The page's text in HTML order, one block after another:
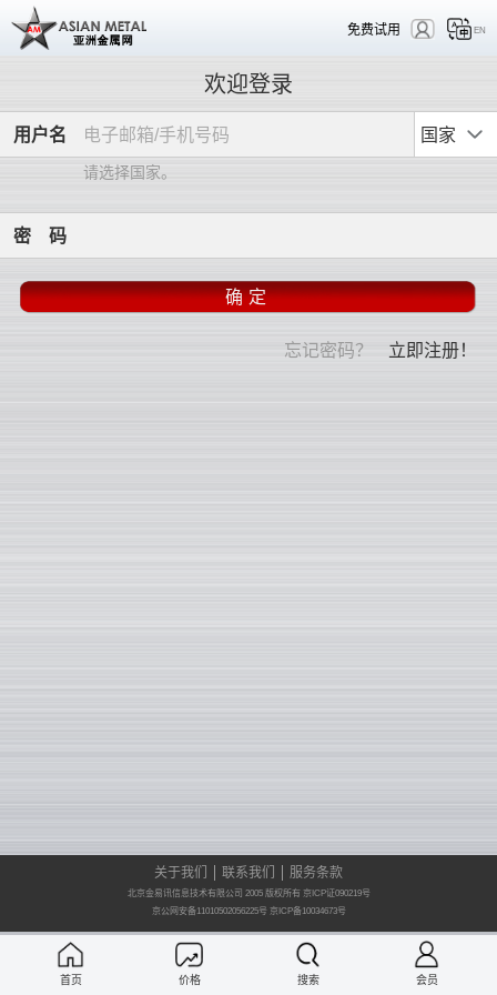
免费试用 EN
欢迎登录
用户名 国家
请选择国家。
密 码
忘记密码？ 立即注册！
首页 价格 搜索 会员
关于我们 联系我们 服务条款
北京金易讯信息技术有限公司 2005 版权所有 京ICP证090219号
京公网安备11010502056225号京ICP备10034673号